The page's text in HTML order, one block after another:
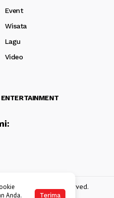
Event
Wisata
Lagu
Video
. All rights reserved.
Anda.
Terima